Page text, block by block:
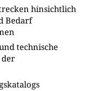
hinsichtlich
Bedarf
technische